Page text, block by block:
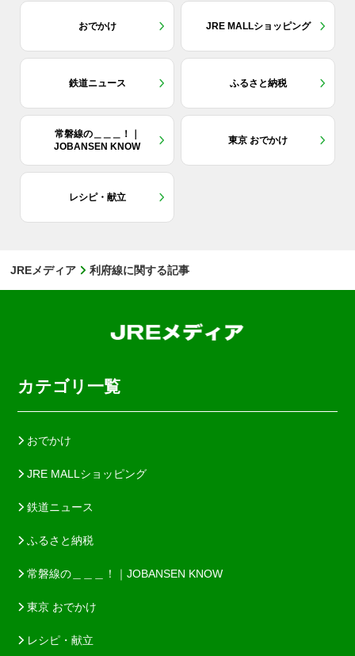
おでかけ JRE MALLショッピング
鉄道ニュース ふるさと納税
常磐線の＿＿＿！｜
JOBANSEN KNOW
東京 おでかけ
レシピ・献立
JREメディア 利府線に関する記事
カテゴリ一覧
おでかけ
JRE MALLショッピング
鉄道ニュース
ふるさと納税
常磐線の＿＿＿！｜JOBANSEN KNOW
東京 おでかけ
レシピ・献立